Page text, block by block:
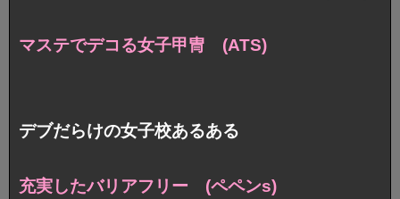
マステでデコる女子甲冑 (ATS)
デブだらけの女子校あるある
充実したバリアフリー (ペペンs)